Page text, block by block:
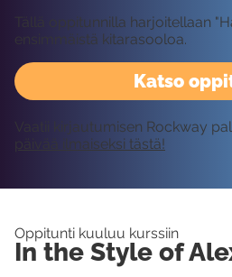
Katso
Tällä oppitunnilla harjoitellaan
ensimmäistä kitarasooloa.
Vaatii kirjautumisen Rockway
päivää ilmaiseksi tästä!
Oppitunti kuuluu kurssiin
In the Style of